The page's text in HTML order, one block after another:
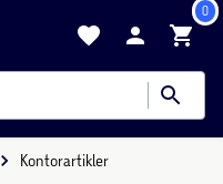
0
Kontorartikler